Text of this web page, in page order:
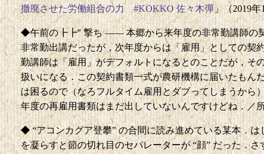
撤廃させた労働組合の力 #KOKKO 佐々木彈」（2019年
◆午前の┣┣" 撃ち —— 本郷から来年度の非常勤講師の
非常勤出講だったが，次年度からは「雇用」としての契
勤講師は「雇用」がデフォルトになるとのことだが，そ
扱いになる．この契約書類一式が農研機構に届いたもん
は困るので（なろフルタイム雇用とダブってしまうから
年度の再雇用書類はまだ出していないんですけどね．／
◆ “アコンカグア登攀” の合間に読み進めている某本．
を凝らすと節の切れ目のセパレーターが “顔” だった．